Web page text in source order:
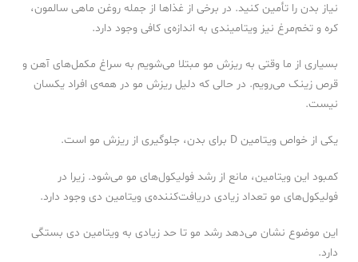
نیاز بدن را تأمین کنید. در برخی از غذا‌ها از جمله روغن ماهی سالمون،
کره و تخم‌مرغ نیز ویتامین‎دی به اندازه‌ی کافی وجود دارد.
بسیاری از ما وقتی به ریزش مو مبتلا می‌شویم به سراغ مکمل‌های آهن و
قرص زینک می‌رویم. در حالی که دلیل ریزش مو در همه‌ی افراد یکسان
نیست.
یکی از خواص ویتامین D برای بدن، جلوگیری از ریزش مو است.
کمبود این ویتامین، مانع از رشد فولیکول‌های مو می‌شود. زیرا در
فولیکول‌های مو تعداد زیادی دریافت‌کننده‌ی ویتامین دی وجود دارد.
این موضوع نشان می‌دهد رشد مو تا حد زیادی به ویتامین دی بستگی
دارد.